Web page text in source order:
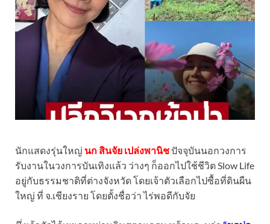
นักแสดงรุ่นใหญ่ นก สินจัย เปล่งพานิชปัจจุบันนอกวงการ
รับงานในวงการบันเทิงแล้ว ว่างๆ ก็ออกไปใช้ชีวิต Slow Life
อยู่กับธรรมชาติที่ต่างจังหวัด โดยเจ้าตัวเลือกไปซื้อที่ดินผืน
ใหญ่ ที่ จ.เชียงราย โดยตั้งชื่อว่า ไร่พอดีกับจัย